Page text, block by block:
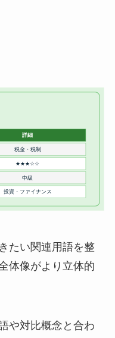
たい関連用語を整
体像がより立体的
や対比概念と合わ